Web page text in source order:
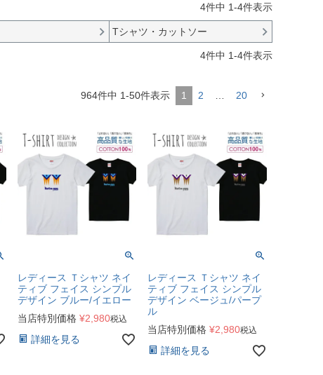
4件中 1-4件表示
Tシャツ・カットソー
4件中 1-4件表示
964件中 1-50件表示 1 2 … 20
レディース Ｔシャツ ネイ
ティブ フェイス シンプル
デザイン ブルー/イエロー
当店特別価格 ¥2,980税込
詳細を見る
レディース Ｔシャツ ネイ
ティブ フェイス シンプル
デザイン ベージュ/パープ
ル
当店特別価格 ¥2,980税込
詳細を見る